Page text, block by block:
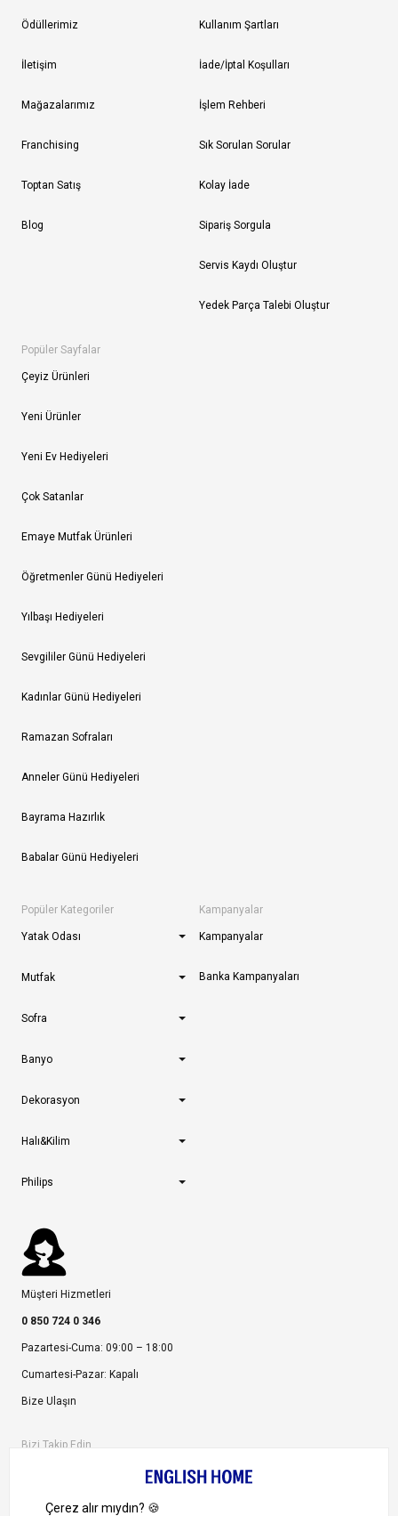
Ödüllerimiz
İletişim
Mağazalarımız
Franchising
Toptan Satış
Blog
Kullanım Şartları
İade/İptal Koşulları
İşlem Rehberi
Sık Sorulan Sorular
Kolay İade
Sipariş Sorgula
Servis Kaydı Oluştur
Yedek Parça Talebi Oluştur
Popüler Sayfalar
Çeyiz Ürünleri
Yeni Ürünler
Yeni Ev Hediyeleri
Çok Satanlar
Emaye Mutfak Ürünleri
Öğretmenler Günü Hediyeleri
Yılbaşı Hediyeleri
Sevgililer Günü Hediyeleri
Kadınlar Günü Hediyeleri
Ramazan Sofraları
Anneler Günü Hediyeleri
Bayrama Hazırlık
Babalar Günü Hediyeleri
Popüler Kategoriler
Yatak Odası
Mutfak
Sofra
Banyo
Dekorasyon
Halı&Kilim
Philips
Kampanyalar
Kampanyalar
Banka Kampanyaları
Müşteri Hizmetleri
0 850 724 0 346
Pazartesi-Cuma: 09:00 – 18:00
Cumartesi-Pazar: Kapalı
Bize Ulaşın
Bizi Takip Edin